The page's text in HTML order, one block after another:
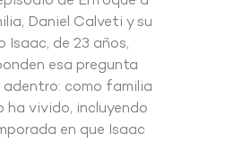
Daniel Calveti y su
Isaac, de 23 años,
esa pregunta
adentro: como familia
ha vivido, incluyendo
en que Isaac